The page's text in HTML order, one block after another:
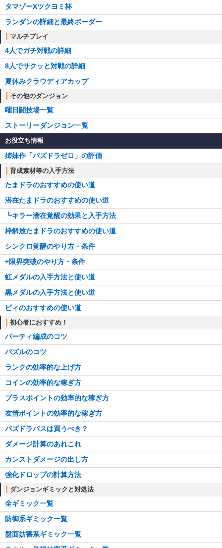
タマゾーXツクヨミ杯
ランダンの詳細と最終ボーダー
マルチプレイ
4人でガチ対戦の詳細
8人でサクッと対戦の詳細
夏休みクラウディアカップ
その他のダンジョン
曜日闘技場一覧
ストーリーダンジョン一覧
お役立ち情報
姉妹作「パズドラゼロ」の評価
育成素材等の入手方法
たまドラのおすすめの使い道
潜在たまドラのおすすめの使い道
┗キラー潜在覚醒の効果と入手方法
枠解放たまドラのおすすめの使い道
シンクロ覚醒のやり方・条件
+限界突破のやり方・条件
虹メダルの入手方法と使い道
黒メダルの入手方法と使い道
ピィのおすすめの使い道
初心者におすすめ！
パーティ編成のコツ
パズルのコツ
ランクの効率的な上げ方
コインの効率的な稼ぎ方
プラスポイントの効率的な稼ぎ方
友情ポイントの効率的な稼ぎ方
パズドラパスは買うべき？
ダメージ計算のあれこれ
カンストダメージの出し方
強化ドロップの計算方法
ダンジョンギミックと対処法
全ギミック一覧
防御系ギミック一覧
盤面妨害系ギミック一覧